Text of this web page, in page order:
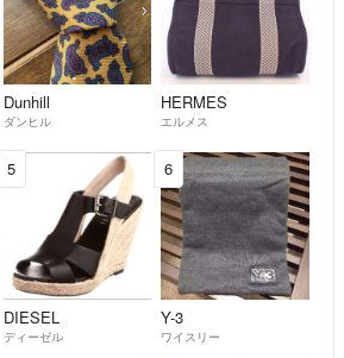
Dunhill
ダンヒル
HERMES
エルメス
5
DIESEL
ディーゼル
6
Y-3
ワイスリー